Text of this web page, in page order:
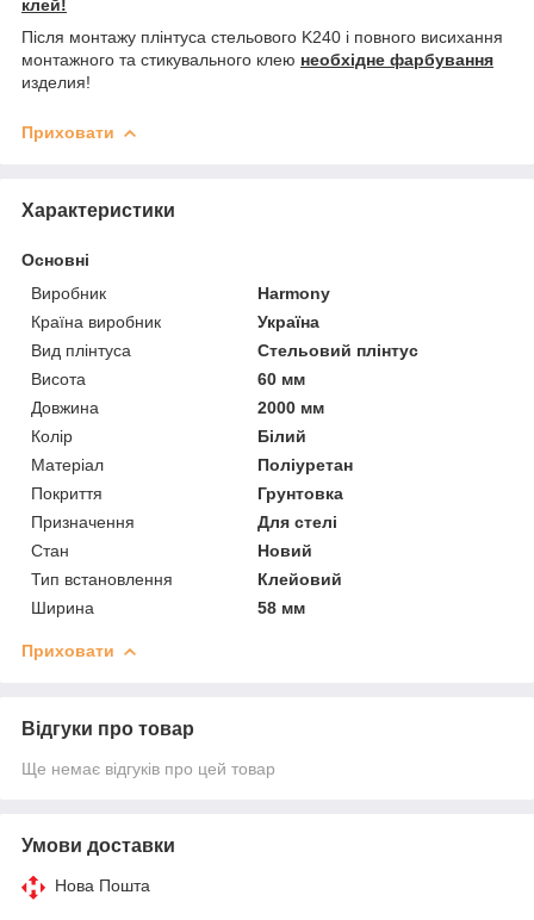
клей!
Після монтажу плінтуса стельового K240 і повного висихання
монтажного та стикувального клею необхідне фарбування
изделия!
Приховати
Характеристики
Основні
Виробник
Harmony
Країна виробник
Україна
Вид плінтуса
Стельовий плінтус
Висота
60 мм
Довжина
2000 мм
Колір
Білий
Матеріал
Поліуретан
Покриття
Грунтовка
Призначення
Для стелі
Стан
Новий
Тип встановлення
Клейовий
Ширина
58 мм
Приховати
Відгуки про товар
Ще немає відгуків про цей товар
Умови доставки
Нова Пошта